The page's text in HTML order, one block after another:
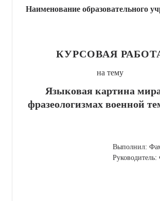
Наименование образовательного
КУРСОВАЯ
на тему
Языковая картина
фразеологизмах военной
Выполнил: